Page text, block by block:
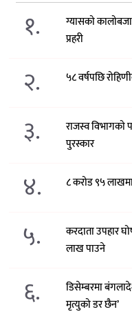
१.
ग्यासको
प्रहरी
२. ५८ वर्षपछि
३.
राजस्व विभागको
पुरस्कार
४. ८ करोड ९५
५.
करदाता उपहार
लाख पाउने
६.
डिसेम्बरमा
मृत्युको डर छैन’